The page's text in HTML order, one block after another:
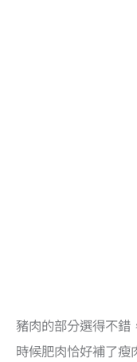
豬肉的部分選得不錯
時候肥肉恰好補了